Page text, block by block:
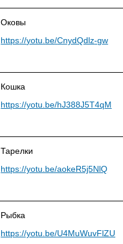
Оковы
https://yotu.be/CnydQdlz-gw
Кошка
https://yotu.be/hJ388J5T4qM
Тарелки
https://yotu.be/aokeR5j5NlQ
Рыбка
https://yotu.be/U4MuWuvFlZU